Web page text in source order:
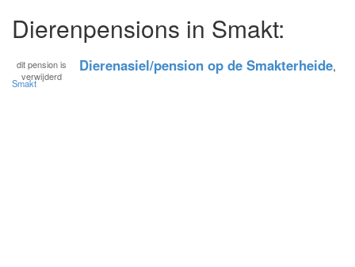
Dierenpensions in Smakt:
dit pension is
verwijderd
Dierenasiel/pension op de Smakterheide,
Smakt